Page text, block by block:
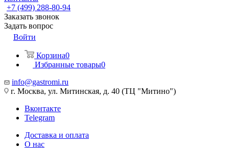
+7 (499) 288-80-94
Заказать звонок
Задать вопрос
Войти
Корзина0
Избранные товары0
info@gastromi.ru
г. Москва, ул. Митинская, д. 40 (ТЦ "Митино")
Вконтакте
Telegram
Доставка и оплата
О нас